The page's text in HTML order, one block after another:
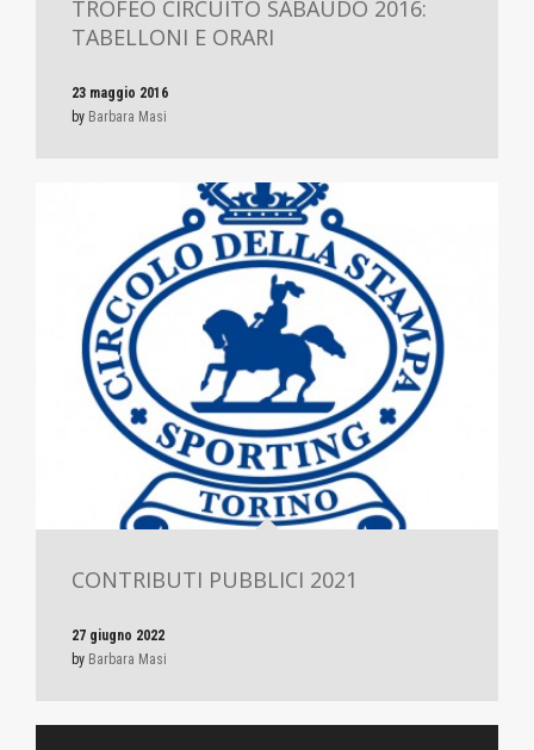
TROFEO CIRCUITO SABAUDO 2016:
TABELLONI E ORARI
23 maggio 2016
by Barbara Masi
CONTRIBUTI PUBBLICI 2021
27 giugno 2022
by Barbara Masi